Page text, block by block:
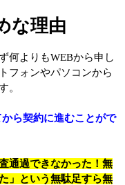
な理由
何よりもWEBから申し
フォンやパソコンから
。
ら契約に進むことがで
通過できなかった！無
」という無駄足すら無